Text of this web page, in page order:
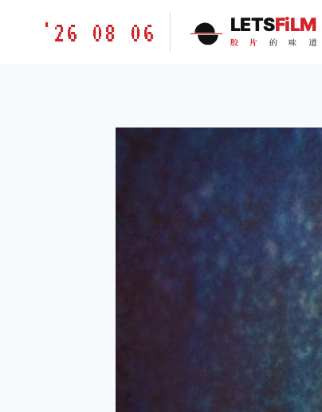
胶'26 08 06 LETSFiLM
胶 片 的 味 道